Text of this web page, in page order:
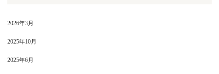
2026年3月
2025年10月
2025年6月